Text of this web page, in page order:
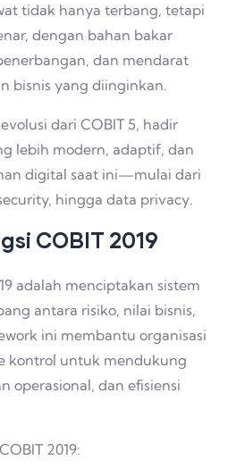
tidak hanya terbang, tetapi
dengan bahan bakar
dan mendarat
bisnis yang diinginkan.
dari COBIT 5, hadir
lebih modern, adaptif, dan
digital saat ini—mulai dari
hingga data privacy.
COBIT 2019
adalah menciptakan sistem
antara risiko, nilai bisnis,
ini membantu organisasi
kontrol untuk mendukung
operasional, dan efisiensi
2019: